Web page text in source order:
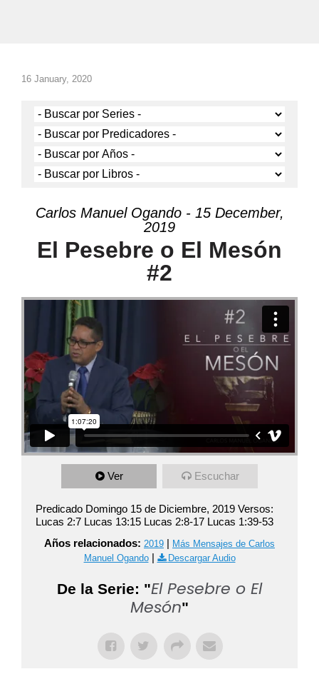
16 January, 2020
Carlos Manuel Ogando - 15 December,
2019
El Pesebre o El Mesón
#2
Ver Escuchar
Predicado Domingo 15 de Diciembre, 2019 Versos:
Lucas 2:7 Lucas 13:15 Lucas 2:8-17 Lucas 1:39-53
Años relacionados: 2019 | Más Mensajes de Carlos
Manuel Ogando| Descargar Audio
De la Serie: "El Pesebre o El
Mesón"